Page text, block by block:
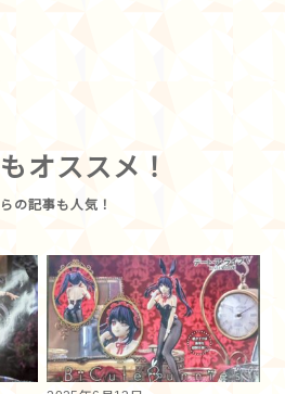
オススメ！